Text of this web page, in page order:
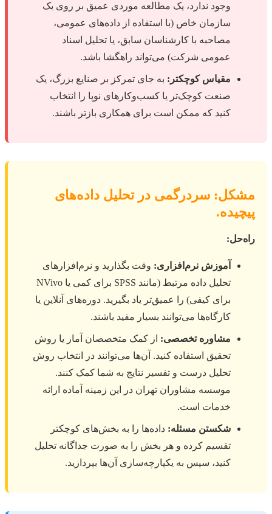
وجود ندارد، یک مطالعه موردی عمیق بر روی یک
سازمان خاص (با استفاده از داده‌های عمومی،
مصاحبه با کارشناسان سابق، یا تحلیل اسناد
عمومی شرکت) می‌تواند راهگشا باشد.
مقیاس کوچکتر: به جای تمرکز بر صنایع بزرگ، یک
صنعت کوچک‌تر یا کسب‌وکارهای نوپا را انتخاب
کنید که ممکن است برای همکاری بازتر باشند.
مشکل: سردرگمی در تحلیل داده‌های
پیچیده.
راه‌حل:
آموزش نرم‌افزاری: وقت بگذارید و نرم‌افزارهای
تحلیل داده مرتبط (مانند SPSS برای کمی یا NVivo
برای کیفی) را عمیق‌تر یاد بگیرید. دوره‌های آنلاین یا
کارگاه‌ها می‌توانند بسیار مفید باشند.
مشاوره تخصصی: از کمک متخصصان آمار یا روش
تحقیق استفاده کنید. آن‌ها می‌توانند در انتخاب روش
تحلیل درست و تفسیر نتایج به شما کمک کنند.
موسسه مشاوران تهران در این زمینه آماده ارائه
خدمات است.
شکستن مسئله: داده‌ها را به بخش‌های کوچکتر
تقسیم کرده و هر بخش را به صورت جداگانه تحلیل
کنید، سپس به یکپارچه‌سازی آن‌ها بپردازید.